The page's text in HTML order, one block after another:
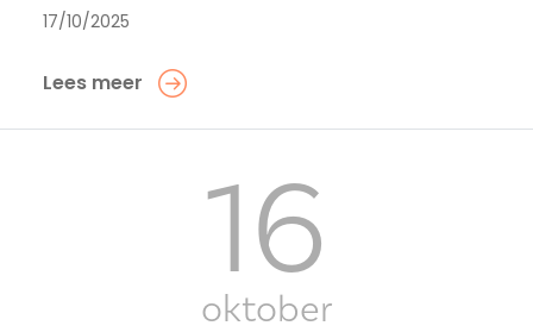
17/10/2025
Lees meer
16
oktober